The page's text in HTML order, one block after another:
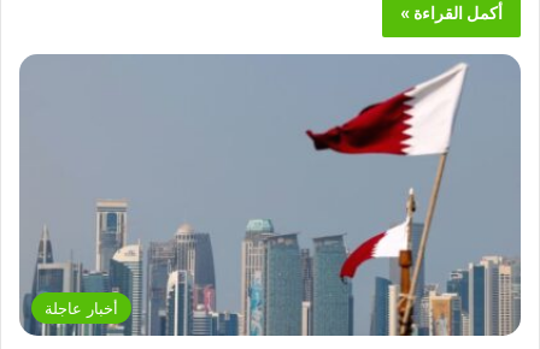
أكمل القراءة »
أخبار عاجلة